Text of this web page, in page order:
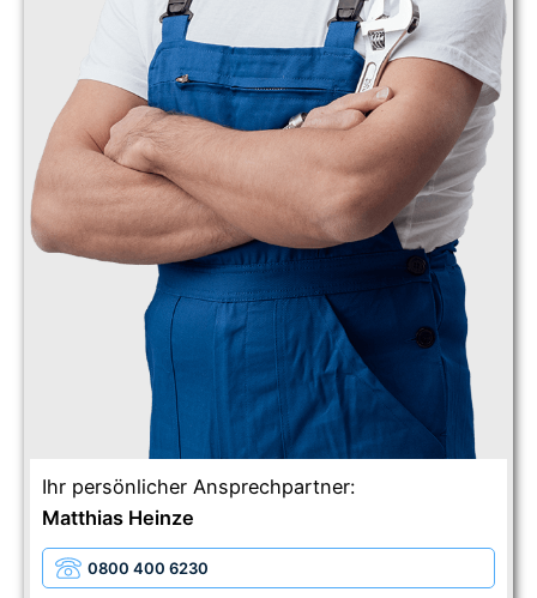
Ihr persönlicher Ansprechpartner:
Matthias Heinze
0800 400 6230